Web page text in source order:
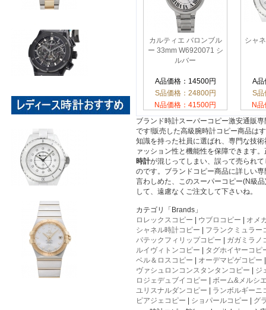
カルティエ バロンブル
ー 33mm W6920071 シ
ルバー
A品価格：14500円
S品価格：24800円
N品価格：41500円
シャ
A品
S品
N
ブランド時計スーパーコピー激安通販
です!販売した高級腕時計コピー商品は
知識を持った社員に選ばれ、専門な技
ァッション性と機能性を保障できます
時計が混じってしまい、誤って売られ
のです。ブランドコピー商品に詳しい
言わしめた、このスーパーコピー(N級
して、遠慮なくご注文して下さいね。
カテゴリ「Brands」
ロレックスコピー
ウブロコピー
オメ
シャネル時計コピー
フランクミュラー
パテックフィリップコピー
ガガミラノ
ルイヴィトンコピー
タグホイヤーコピ
ベル＆ロスコピー
オーデマピゲコピー
ヴァシュロンコンスタンタンコピー
ジ
ロジェデュブイコピー
ボーム&メルシ
ユリスナルダンコピー
ランボルギーニ
ピアジェコピー
ショパールコピー
グ